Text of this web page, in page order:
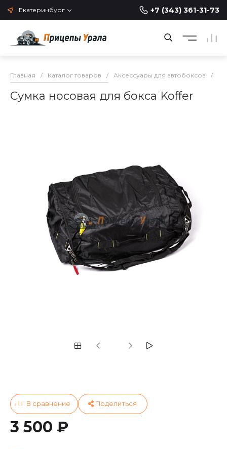
Екатеринбург +7 (343) 361-31-73
Главная / Каталог товаров / Аксессуары для автобоксов /
Сумка носовая для бокса Koffer
3 500 ₽